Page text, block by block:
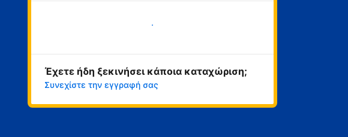
Ξεκινήστε τώρα
Έχετε ήδη ξεκινήσει κάποια καταχώριση;
Συνεχίστε την εγγραφή σας